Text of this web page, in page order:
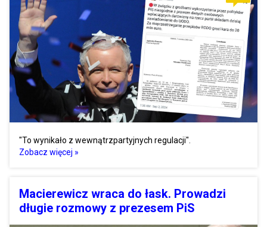
"To wynikało z wewnątrzpartyjnych regulacji".
Zobacz więcej »
Macierewicz wraca do łask. Prowadzi
długie rozmowy z prezesem PiS